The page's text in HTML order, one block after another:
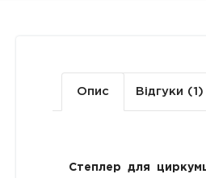
Опис Відгуки (1)
Степлер для